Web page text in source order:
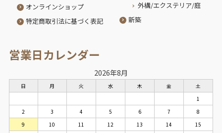
オンラインショップ
特定商取引法に基づく表記
外構/エクステリア/庭
新築
営業日カレンダー
2026年8月
日 月 火 水 木 金
土
1
2
3 4 5 6 7
8
9
10 11 12 13 14
15